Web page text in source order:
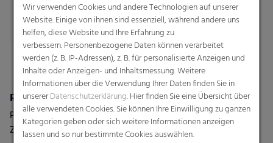
Rondotex® Perspective
Perspektive wechseln.
Zukunft gestalten.
Rondotex Perspective
Rondotex Perspective
Wir verwenden Cookies und andere Technologien auf unserer
Website. Einige von ihnen sind essenziell, während andere uns
helfen, diese Website und Ihre Erfahrung zu
verbessern. Personenbezogene Daten können verarbeitet
werden (z. B. IP-Adressen), z. B. für personalisierte Anzeigen und
Inhalte oder Anzeigen- und Inhaltsmessung. Weitere
Informationen über die Verwendung Ihrer Daten finden Sie in
unsererDatenschutzerklärung. Hier finden Sie eine Übersicht über
alle verwendeten Cookies. Sie können Ihre Einwilligung zu ganzen
Kategorien geben oder sich weitere Informationen anzeigen
lassen und so nur bestimmte Cookies auswählen.